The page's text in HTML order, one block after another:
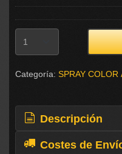
Categoría: SPRAY COLOR
Descripción
Costes de